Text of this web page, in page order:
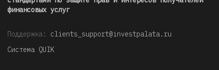
финансовых услуг
Поддержка: clients_support@investpalata.ru
Система QUIK